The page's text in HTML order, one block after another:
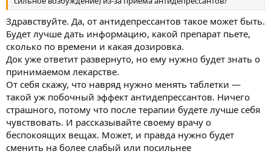
Здравствуйте. Да, от антидепрессантов такое может быть.
Будет лучше дать информацию, какой препарат пьете,
сколько по времени и какая дозировка.
Док уже ответит развернуто, но ему нужно будет знать о
принимаемом лекарстве.
От себя скажу, что навряд нужно менять таблетки —
такой уж побочный эффект антидепрессантов. Ничего
страшного, потому что после терапии будете лучше себя
чувствовать. И рассказывайте своему врачу о
беспокоящих вещах. Может, и правда нужно будет
сменить на более слабый или посильнее